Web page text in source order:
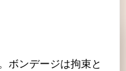
ボンデージは拘束と